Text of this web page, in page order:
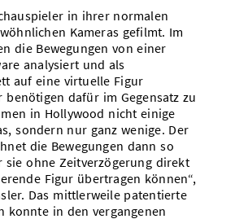
in ihrer normalen
Kameras gefilmt. Im
die Bewegungen von einer
analysiert und als
auf eine virtuelle Figur
benötigen dafür im Gegensatz zu
in Hollywood nicht einige
sondern nur ganz wenige. Der
die Bewegungen dann so
sie ohne Zeitverzögerung direkt
Figur übertragen können“,
Das mittlerweile patentierte
konnte in den vergangenen